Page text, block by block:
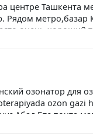
центре Ташкента
Рядом метро,базар
очень хороший
озонатор для
ozon
Абад Бтс почта